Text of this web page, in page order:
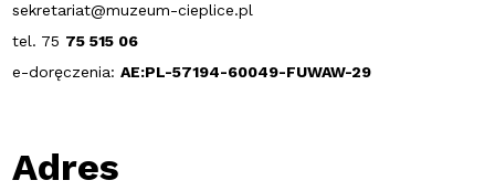
sekretariat@muzeum-cieplice.pl
tel. 75 75 515 06
e-doręczenia:AE:PL-57194-60049-FUWAW-29
Adres